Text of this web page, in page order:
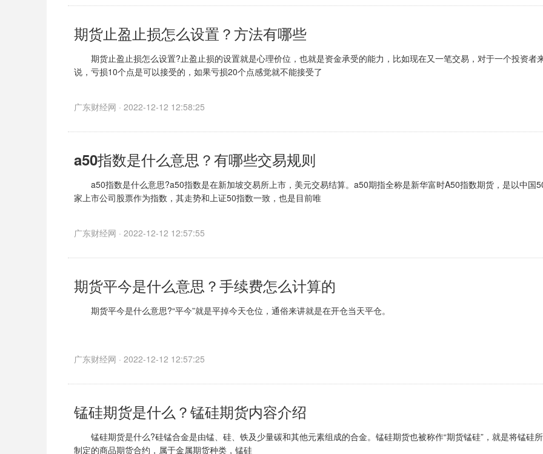
期货止盈止损怎么设置？方法有哪些
期货止盈止损怎么设置?止盈止损的设置就是心理价位，也就是资金承受的能力，比如现在又一笔交易，对于一个投资者
说，亏损10个点是可以接受的，如果亏损20个点感觉就不能接受了
广东财经网 · 2022-12-12 12:58:25
a50指数是什么意思？有哪些交易规则
a50指数是什么意思?a50指数是在新加坡交易所上市，美元交易结算。a50期指全称是新华富时A50指数期货，是以中国
家上市公司股票作为指数，其走势和上证50指数一致，也是目前唯
广东财经网 · 2022-12-12 12:57:55
期货平今是什么意思？手续费怎么计算的
期货平今是什么意思?“平今”就是平掉今天仓位，通俗来讲就是在开仓当天平仓。
广东财经网 · 2022-12-12 12:57:25
锰硅期货是什么？锰硅期货内容介绍
锰硅期货是什么?硅锰合金是由锰、硅、铁及少量碳和其他元素组成的合金。锰硅期货也被称作“期货锰硅”，就是将锰硅所
制定的商品期货合约，属于金属期货种类，锰硅